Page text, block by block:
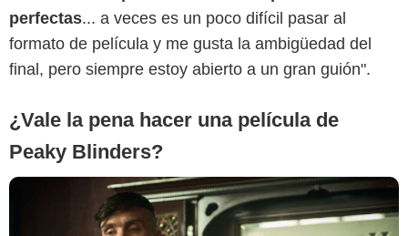
perfectas... a veces es un poco difícil pasar al
formato de película y me gusta la ambigüedad del
final, pero siempre estoy abierto a un gran guión".
¿Vale la pena hacer una película de
Peaky Blinders?